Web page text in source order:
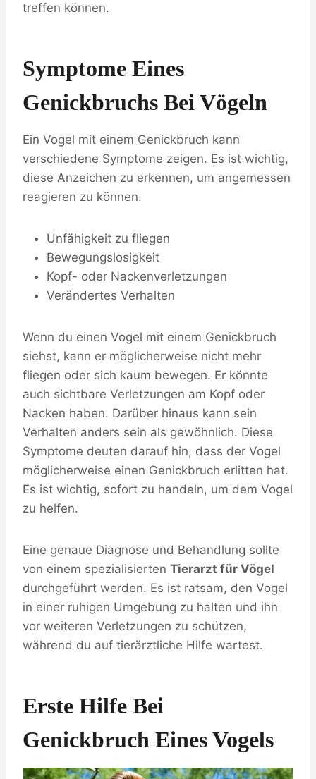
treffen können.
Symptome Eines
Genickbruchs Bei Vögeln
Ein Vogel mit einem Genickbruch kann
verschiedene Symptome zeigen. Es ist wichtig,
diese Anzeichen zu erkennen, um angemessen
reagieren zu können.
Unfähigkeit zu fliegen
Bewegungslosigkeit
Kopf- oder Nackenverletzungen
Verändertes Verhalten
Wenn du einen Vogel mit einem Genickbruch
siehst, kann er möglicherweise nicht mehr
fliegen oder sich kaum bewegen. Er könnte
auch sichtbare Verletzungen am Kopf oder
Nacken haben. Darüber hinaus kann sein
Verhalten anders sein als gewöhnlich. Diese
Symptome deuten darauf hin, dass der Vogel
möglicherweise einen Genickbruch erlitten hat.
Es ist wichtig, sofort zu handeln, um dem Vogel
zu helfen.
Eine genaue Diagnose und Behandlung sollte
von einem spezialisierten Tierarzt für Vögel
durchgeführt werden. Es ist ratsam, den Vogel
in einer ruhigen Umgebung zu halten und ihn
vor weiteren Verletzungen zu schützen,
während du auf tierärztliche Hilfe wartest.
Erste Hilfe Bei
Genickbruch Eines Vogels